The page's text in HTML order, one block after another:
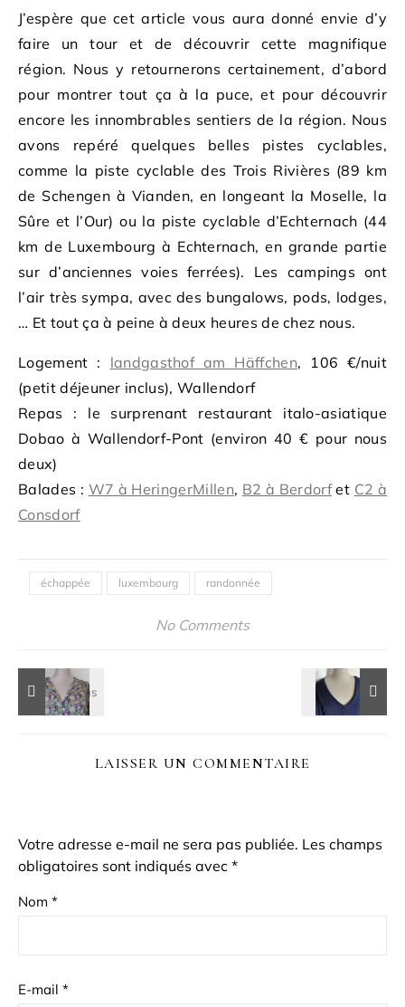
J’espère que cet article vous aura donné envie d’y
faire un tour et de découvrir cette magnifique
région. Nous y retournerons certainement, d’abord
pour montrer tout ça à la puce, et pour découvrir
encore les innombrables sentiers de la région. Nous
avons repéré quelques belles pistes cyclables,
comme la piste cyclable des Trois Rivières (89 km
de Schengen à Vianden, en longeant la Moselle, la
Sûre et l’Our) ou la piste cyclable d’Echternach (44
km de Luxembourg à Echternach, en grande partie
sur d’anciennes voies ferrées). Les campings ont
l’air très sympa, avec des bungalows, pods, lodges,
… Et tout ça à peine à deux heures de chez nous.
Logement : landgasthof am Häffchen, 106 €/nuit
(petit déjeuner inclus), Wallendorf
Repas : le surprenant restaurant italo-asiatique
Dobao à Wallendorf-Pont (environ 40 € pour nous
deux)
Balades : W7 à HeringerMillen, B2 à Berdorfet C2 à
Consdorf
échappée luxembourg randonnée
No Comments
LAISSER UN COMMENTAIRE
Votre adresse e-mail ne sera pas publiée. Les champs
obligatoires sont indiqués avec *
Nom *
E-mail *